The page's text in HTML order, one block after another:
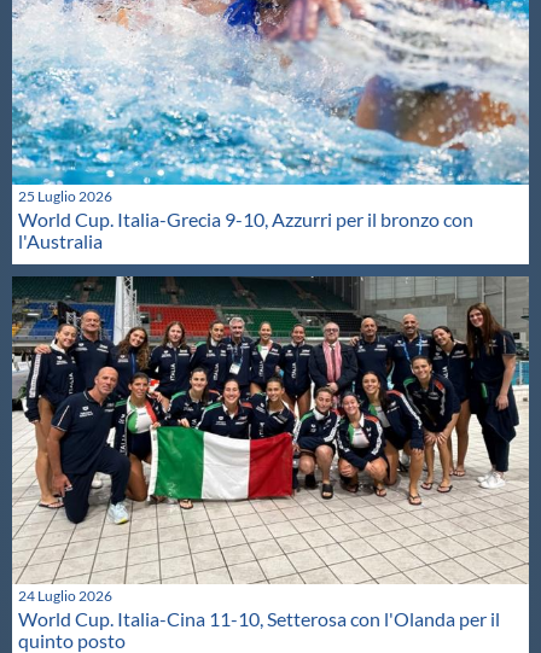
25 Luglio 2026
World Cup. Italia-Grecia 9-10, Azzurri per il bronzo con
l'Australia
24 Luglio 2026
World Cup. Italia-Cina 11-10, Setterosa con l'Olanda per il
quinto posto